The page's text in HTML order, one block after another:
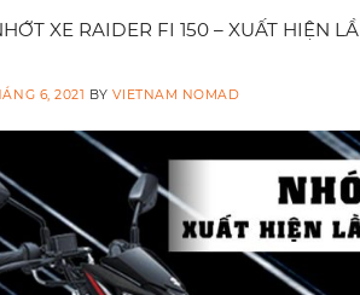
XE RAIDER FI 150 – XUẤT HIỆN
6, 2021 BYVIETNAM NOMAD